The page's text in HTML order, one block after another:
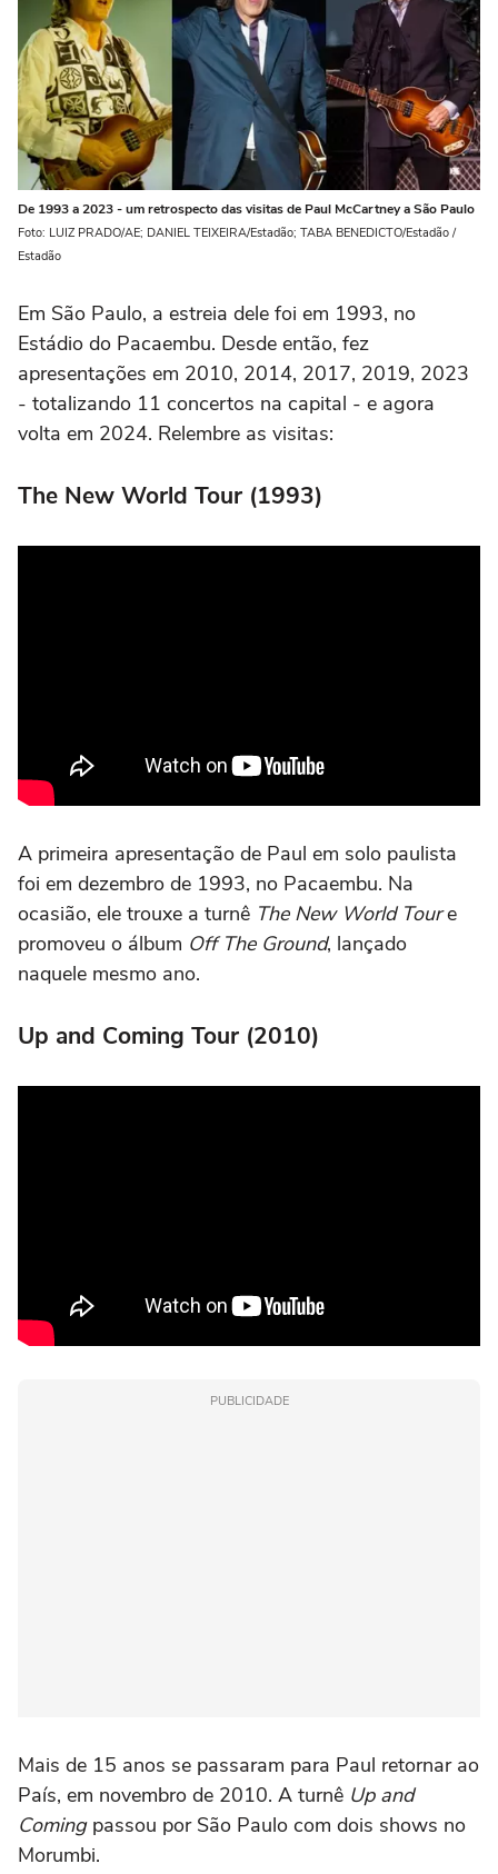
De 1993 a 2023 - um retrospecto das visitas de Paul McCartney a São Paulo
Foto: LUIZ PRADO/AE; DANIEL TEIXEIRA/Estadão; TABA BENEDICTO/Estadão /
Estadão
Em São Paulo, a estreia dele foi em 1993, no
Estádio do Pacaembu. Desde então, fez
apresentações em 2010, 2014, 2017, 2019, 2023
- totalizando 11 concertos na capital - e agora
volta em 2024. Relembre as visitas:
The New World Tour (1993)
A primeira apresentação de Paul em solo paulista
foi em dezembro de 1993, no Pacaembu. Na
ocasião, ele trouxe a turnê The New World Toure
promoveu o álbum Off The Ground, lançado
naquele mesmo ano.
Up and Coming Tour (2010)
PUBLICIDADE
Mais de 15 anos se passaram para Paul retornar ao
País, em novembro de 2010. A turnê Up and
Comingpassou por São Paulo com dois shows no
Morumbi.